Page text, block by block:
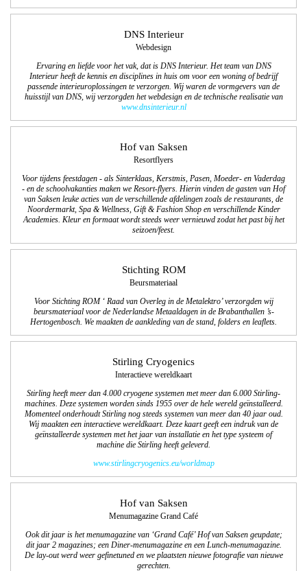
DNS Interieur
Webdesign
Ervaring en liefde voor het vak, dat is DNS Interieur. Het team van DNS
Interieur heeft de kennis en disciplines in huis om voor een woning of bedrijf
passende interieuroplossingen te verzorgen. Wij waren de vormgevers van de
huisstijl van DNS, wij verzorgden het webdesign en de technische realisatie van
www.dnsinterieur.nl
Hof van Saksen
Resortflyers
Voor tijdens feestdagen - als Sinterklaas, Kerstmis, Pasen, Moeder- en Vaderdag
- en de schoolvakanties maken we Resort-flyers. Hierin vinden de gasten van Hof
van Saksen leuke acties van de verschillende afdelingen zoals de restaurants, de
Noordermarkt, Spa & Wellness, Gift & Fashion Shop en verschillende Kinder
Academies. Kleur en formaat wordt steeds weer vernieuwd zodat het past bij het
seizoen/feest.
Stichting ROM
Beursmateriaal
Voor Stichting ROM ‘ Raad van Overleg in de Metalektro’ verzorgden wij
beursmateriaal voor de Nederlandse Metaaldagen in de Brabanthallen ’s-
Hertogenbosch. We maakten de aankleding van de stand, folders en leaflets.
Stirling Cryogenics
Interactieve wereldkaart
Stirling heeft meer dan 4.000 cryogene systemen met meer dan 6.000 Stirling-
machines. Deze systemen worden sinds 1955 over de hele wereld geïnstalleerd.
Momenteel onderhoudt Stirling nog steeds systemen van meer dan 40 jaar oud.
Wij maakten een interactieve wereldkaart. Deze kaart geeft een indruk van de
geïnstalleerde systemen met het jaar van installatie en het type systeem of
machine die Stirling heeft geleverd.
www.stirlingcryogenics.eu/worldmap
Hof van Saksen
Menumagazine Grand Café
Ook dit jaar is het menumagazine van ‘Grand Café’ Hof van Saksen geupdate;
dit jaar 2 magazines; een Diner-menumagazine en een Lunch-menumagazine.
De lay-out werd weer gefinetuned en we plaatsten nieuwe fotografie van nieuwe
gerechten.